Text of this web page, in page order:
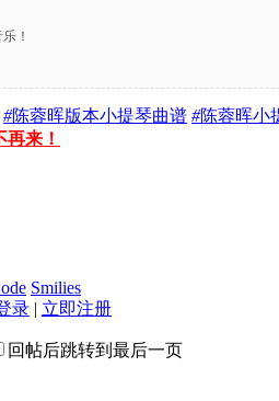
！
#陈蓉晖版本小提琴曲谱 #陈蓉晖小
来！
Smilies
录 | 立即注册
回帖后跳转到最后一页